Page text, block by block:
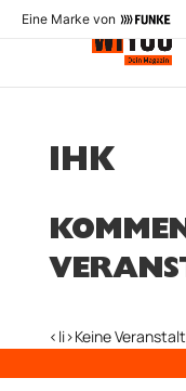
Eine Marke von
IHK
<li>Keine